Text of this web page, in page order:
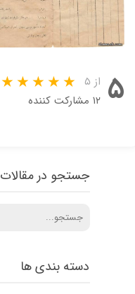
۵ از ۵
۱۲ مشارکت کننده
دسته بندی ها
جستجو در مقالات